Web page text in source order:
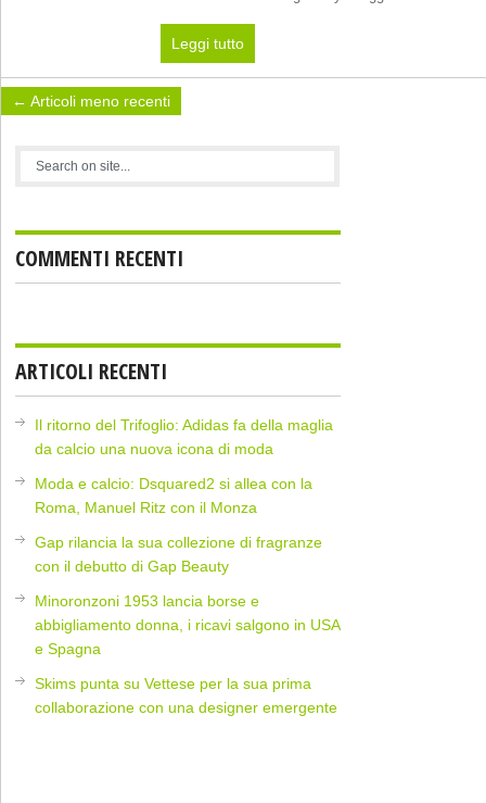
Leggi tutto
← Articoli meno recenti
COMMENTI RECENTI
ARTICOLI RECENTI
Il ritorno del Trifoglio: Adidas fa della maglia
da calcio una nuova icona di moda
Moda e calcio: Dsquared2 si allea con la
Roma, Manuel Ritz con il Monza
Gap rilancia la sua collezione di fragranze
con il debutto di Gap Beauty
Minoronzoni 1953 lancia borse e
abbigliamento donna, i ricavi salgono in USA
e Spagna
Skims punta su Vettese per la sua prima
collaborazione con una designer emergente